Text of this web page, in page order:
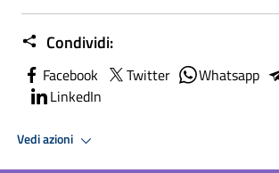
Condividi:
Facebook Twitter Whatsapp
LinkedIn
Vedi azioni